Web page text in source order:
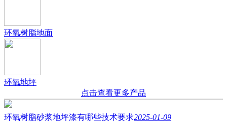
环氧树脂地面
环氧地坪
点击查看更多产品
环氧树脂砂浆地坪漆有哪些技术要求2025-01-09